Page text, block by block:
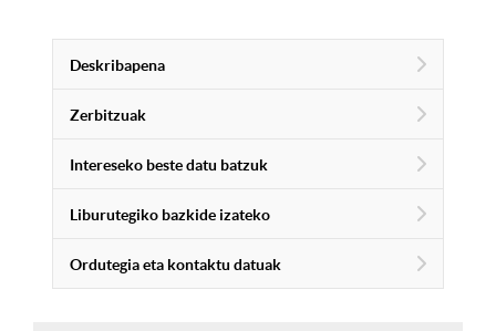
Deskribapena
Zerbitzuak
Intereseko beste datu batzuk
Liburutegiko bazkide izateko
Ordutegia eta kontaktu datuak